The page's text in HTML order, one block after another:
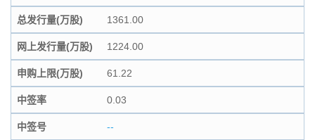
总发行量(万股) 1361.00
网上发行量(万股) 1224.00
申购上限(万股) 61.22
中签率 0.03
中签号 --